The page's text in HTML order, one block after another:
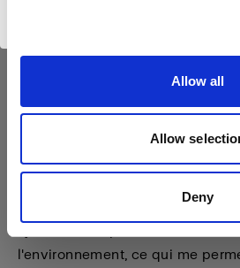
Allow all
Allow
Deny
sous la ligne d’horizon.
Pour cette image, Frøydis a
dirigé directement vers le
lumière vers eux, mais elle a
photographier en lumière
l'environnement, ce qui me